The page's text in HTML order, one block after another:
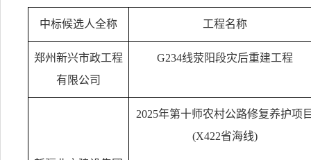
中标候选人全称 工程名称
郑州新兴市政工程
有限公司
G234线荥阳段灾后重建工程
2025年第十师农村公路修复养护项
(X422省海线)